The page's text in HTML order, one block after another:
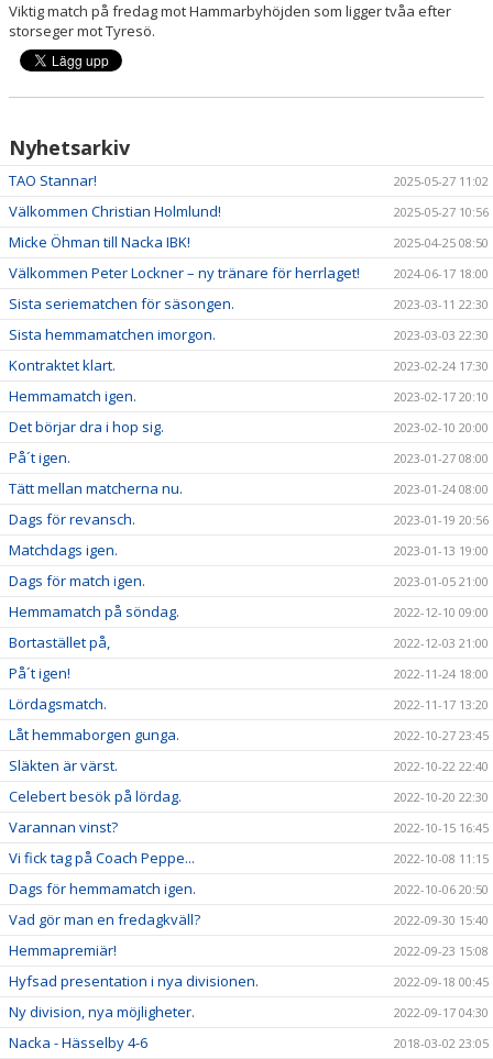
Viktig match på fredag mot Hammarbyhöjden som ligger tvåa efter
storseger mot Tyresö.
Nyhetsarkiv
TAO Stannar! 2025-05-27 11:02
Välkommen Christian Holmlund! 2025-05-27 10:56
Micke Öhman till Nacka IBK! 2025-04-25 08:50
Välkommen Peter Lockner – ny tränare för herrlaget! 2024-06-17 18:00
Sista seriematchen för säsongen. 2023-03-11 22:30
Sista hemmamatchen imorgon. 2023-03-03 22:30
Kontraktet klart. 2023-02-24 17:30
Hemmamatch igen. 2023-02-17 20:10
Det börjar dra i hop sig. 2023-02-10 20:00
På´t igen. 2023-01-27 08:00
Tätt mellan matcherna nu. 2023-01-24 08:00
Dags för revansch. 2023-01-19 20:56
Matchdags igen. 2023-01-13 19:00
Dags för match igen. 2023-01-05 21:00
Hemmamatch på söndag. 2022-12-10 09:00
Bortastället på, 2022-12-03 21:00
På´t igen! 2022-11-24 18:00
Lördagsmatch. 2022-11-17 13:20
Låt hemmaborgen gunga. 2022-10-27 23:45
Släkten är värst. 2022-10-22 22:40
Celebert besök på lördag. 2022-10-20 22:30
Varannan vinst? 2022-10-15 16:45
Vi fick tag på Coach Peppe... 2022-10-08 11:15
Dags för hemmamatch igen. 2022-10-06 20:50
Vad gör man en fredagkväll? 2022-09-30 15:40
Hemmapremiär! 2022-09-23 15:08
Hyfsad presentation i nya divisionen. 2022-09-18 00:45
Ny division, nya möjligheter. 2022-09-17 04:30
Nacka - Hässelby 4-6 2018-03-02 23:05